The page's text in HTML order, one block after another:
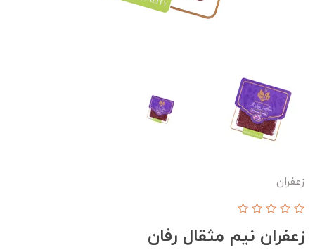
زعفران
زعفران نیم مثقال رفان